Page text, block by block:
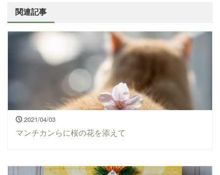
関連記事
2021/04/03
マンチカンらに桜の花を添えて